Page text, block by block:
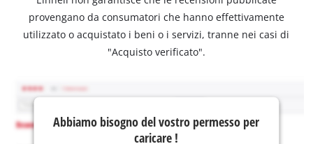
provengano da consumatori che hanno effettivamente
utilizzato o acquistato i beni o i servizi, tranne nei casi di
"Acquisto verificato".
Abbiamo bisogno del vostro permesso per
caricare !